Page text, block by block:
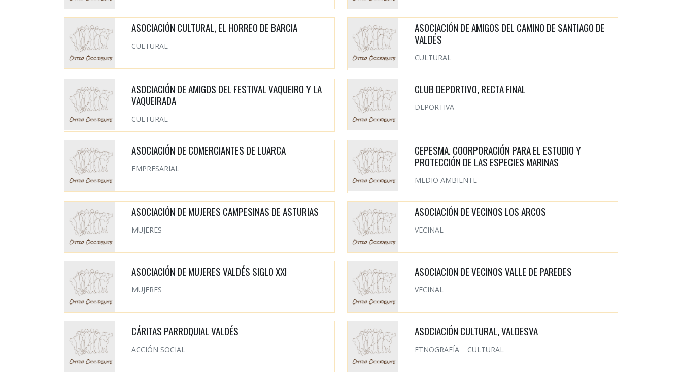
ASOCIACIÓN CULTURAL, EL HORREO DE BARCIA
CULTURAL
ASOCIACIÓN DE AMIGOS DEL CAMINO DE SANTIAGO DE
VALDÉS
CULTURAL
ASOCIACIÓN DE AMIGOS DEL FESTIVAL VAQUEIRO Y LA
VAQUEIRADA
CULTURAL
CLUB DEPORTIVO, RECTA FINAL
DEPORTIVA
ASOCIACIÓN DE COMERCIANTES DE LUARCA
EMPRESARIAL
CEPESMA. COORPORACIÓN PARA EL ESTUDIO Y
PROTECCIÓN DE LAS ESPECIES MARINAS
MEDIO AMBIENTE
ASOCIACIÓN DE MUJERES CAMPESINAS DE ASTURIAS
MUJERES
ASOCIACIÓN DE VECINOS LOS ARCOS
VECINAL
ASOCIACIÓN DE MUJERES VALDÉS SIGLO XXI
MUJERES
ASOCIACION DE VECINOS VALLE DE PAREDES
VECINAL
CÁRITAS PARROQUIAL VALDÉS
ACCIÓN SOCIAL
ASOCIACIÓN CULTURAL, VALDESVA
ETNOGRAFÍA CULTURAL